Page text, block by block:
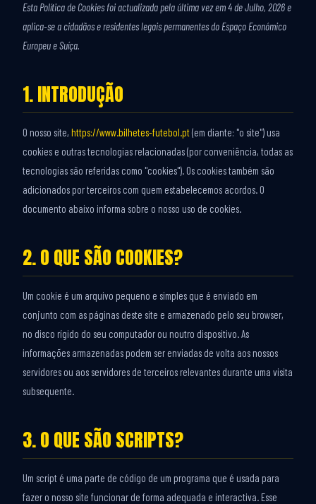
Esta Política de Cookies foi actualizada pela última vez em 4 de Julho, 2026 e
aplica-se a cidadãos e residentes legais permanentes do Espaço Económico
Europeu e Suíça.
1. INTRODUÇÃO
O nosso site, https://www.bilhetes-futebol.pt(em diante: "o site") usa
cookies e outras tecnologias relacionadas (por conveniência, todas as
tecnologias são referidas como "cookies"). Os cookies também são
adicionados por terceiros com quem estabelecemos acordos. O
documento abaixo informa sobre o nosso uso de cookies.
2. O QUE SÃO COOKIES?
Um cookie é um arquivo pequeno e simples que é enviado em
conjunto com as páginas deste site e armazenado pelo seu browser,
no disco rígido do seu computador ou noutro dispositivo. As
informações armazenadas podem ser enviadas de volta aos nossos
servidores ou aos servidores de terceiros relevantes durante uma visita
subsequente.
3. O QUE SÃO SCRIPTS?
Um script é uma parte de código de um programa que é usada para
fazer o nosso site funcionar de forma adequada e interactiva. Esse